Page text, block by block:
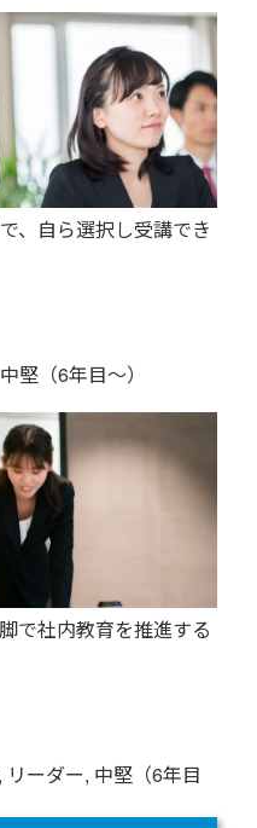
、自ら選択し受講でき
堅（6年目～）
で社内教育を推進する
ーダー, 中堅（6年目